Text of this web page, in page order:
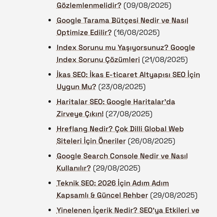
Gözlemlenmelidir? (09/08/2025)
Google Tarama Bütçesi Nedir ve Nasıl
Optimize Edilir? (16/08/2025)
Index Sorunu mu Yaşıyorsunuz? Google
Index Sorunu Çözümleri (21/08/2025)
İkas SEO: İkas E-ticaret Altyapısı SEO İçin
Uygun Mu? (23/08/2025)
Haritalar SEO: Google Haritalar’da
Zirveye Çıkın! (27/08/2025)
Hreflang Nedir? Çok Dilli Global Web
Siteleri İçin Öneriler (26/08/2025)
Google Search Console Nedir ve Nasıl
Kullanılır? (29/08/2025)
Teknik SEO: 2026 İçin Adım Adım
Kapsamlı & Güncel Rehber (29/08/2025)
Yinelenen İçerik Nedir? SEO’ya Etkileri ve